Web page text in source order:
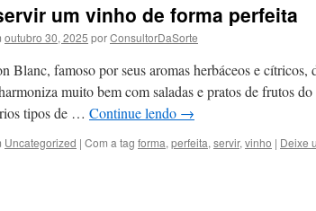
um vinho de forma perfeita
outubro 30, 2025 porConsultorDaSorte
Blanc, famoso por seus aromas herbáceos e cítricos,
muito bem com saladas e pratos de frutos
tipos de … Continue lendo →
Uncategorized | Com a tag forma, perfeita, servir, vinho | Deixe